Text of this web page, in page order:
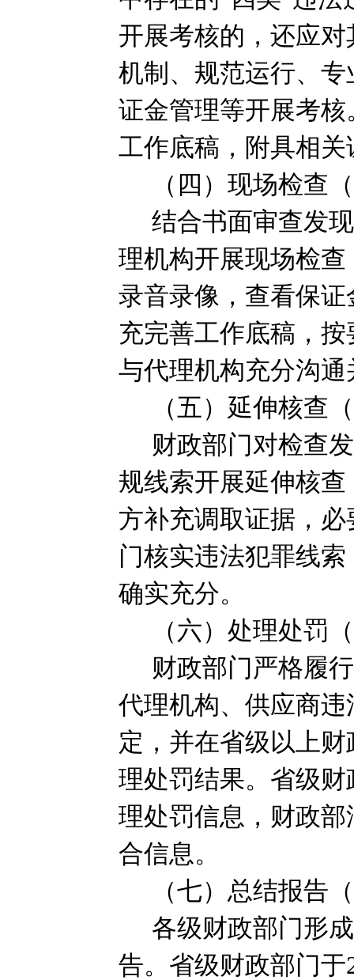
开展考核的，还应
机制、规范运行、
证金管理等开展考
工作底稿，附具相关
（四）现场检查（
结合书面审查发
理机构开展现场检
录音录像，查看保
充完善工作底稿，
与代理机构充分沟
（五）延伸核查（
财政部门对检查
规线索开展延伸核
方补充调取证据，
门核实违法犯罪线
确实充分。
（六）处理处罚（
财政部门严格履
代理机构、供应商
定，并在省级以上
理处罚结果。省级
理处罚信息，财政
合信息。
（七）总结报告（
各级财政部门形
告。省级财政部门于